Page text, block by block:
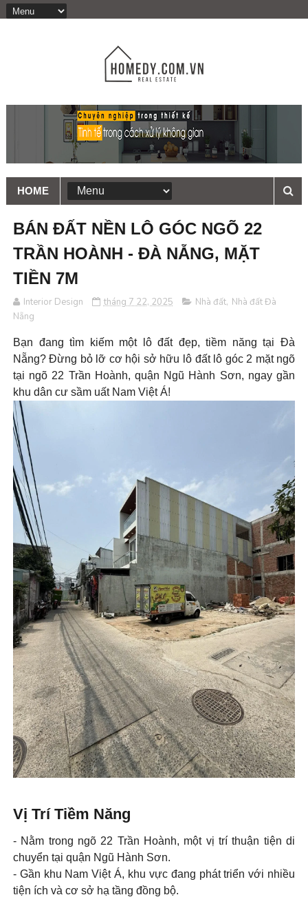
HOME
BÁN ĐẤT NỀN LÔ GÓC NGÕ 22
TRẦN HOÀNH - ĐÀ NẴNG, MẶT
TIỀN 7M
Interior Design tháng 7 22, 2025 Nhà đất, Nhà đất Đà
Nẵng
Bạn đang tìm kiếm một lô đất đẹp, tiềm năng tại Đà
Nẵng? Đừng bỏ lỡ cơ hội sở hữu lô đất lô góc 2 mặt ngõ
tại ngõ 22 Trần Hoành, quận Ngũ Hành Sơn, ngay gần
khu dân cư sầm uất Nam Việt Á!
Vị Trí Tiềm Năng
- Nằm trong ngõ 22 Trần Hoành, một vị trí thuận tiện di
chuyển tại quận Ngũ Hành Sơn.
- Gần khu Nam Việt Á, khu vực đang phát triển với nhiều
tiện ích và cơ sở hạ tầng đồng bộ.